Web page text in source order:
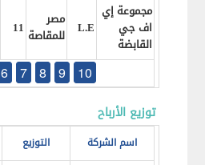
مجموعة إي
اف جي
القابضة
L.E
مصر
للمقاصة 11
6 7 8 9 10
توزيع الأرباح
اسم الشركة التوزيع